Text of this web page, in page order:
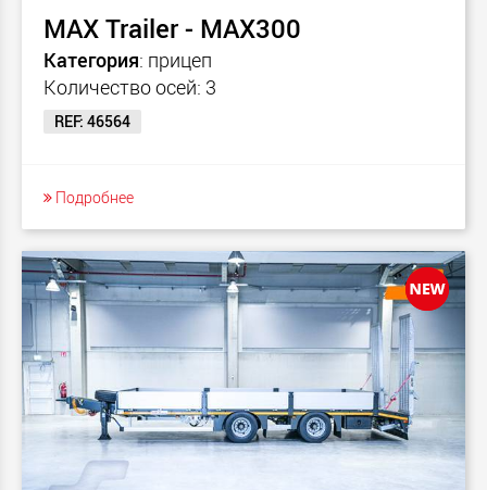
MAX Trailer - MAX300
Категория: прицеп
Количество осей: 3
REF: 46564
Подробнее